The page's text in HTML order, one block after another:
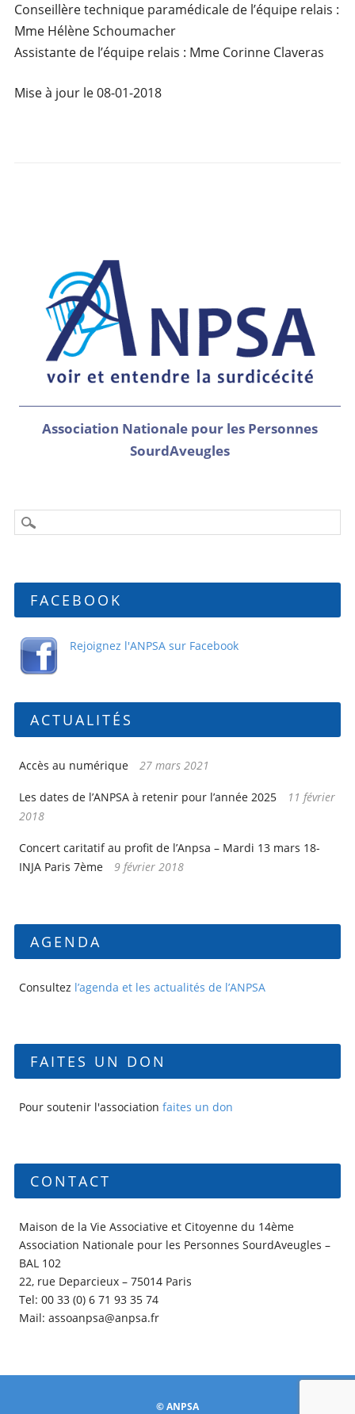
Conseillère technique paramédicale de l’équipe relais :
Mme Hélène Schoumacher
Assistante de l’équipe relais : Mme Corinne Claveras
Mise à jour le 08-01-2018
Association Nationale pour les Personnes
SourdAveugles
FACEBOOK
Rejoignez l'ANPSA sur Facebook
ACTUALITÉS
Accès au numérique 27 mars 2021
Les dates de l’ANPSA à retenir pour l’année 2025
11 février
2018
Concert caritatif au profit de l’Anpsa – Mardi 13 mars 18-
INJA Paris 7ème
9 février 2018
AGENDA
Consultez l’agenda et les actualités de l’ANPSA
FAITES UN DON
Pour soutenir l'association faites un don
CONTACT
Maison de la Vie Associative et Citoyenne du 14ème
Association Nationale pour les Personnes SourdAveugles –
BAL 102
22, rue Deparcieux – 75014 Paris
Tel: 00 33 (0) 6 71 93 35 74
Mail: assoanpsa@anpsa.fr
© ANPSA